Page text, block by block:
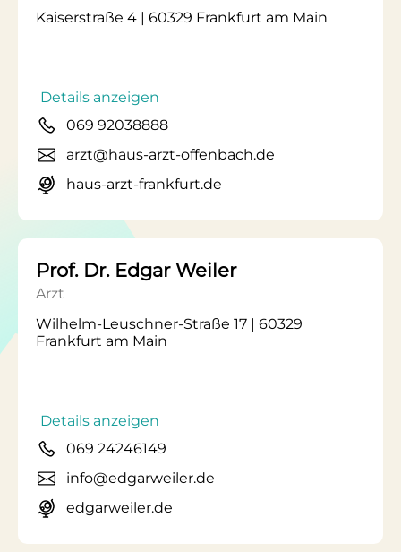
Kaiserstraße 4 | 60329 Frankfurt am Main
Details anzeigen
069 92038888
arzt@haus-arzt-offenbach.de
haus-arzt-frankfurt.de
Prof. Dr. Edgar Weiler
Arzt
Wilhelm-Leuschner-Straße 17 | 60329
Frankfurt am Main
Details anzeigen
069 24246149
info@edgarweiler.de
edgarweiler.de